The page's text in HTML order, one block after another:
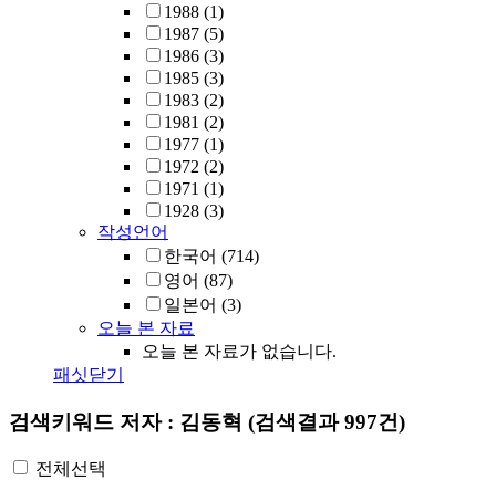
1988 (1)
1987 (5)
1986 (3)
1985 (3)
1983 (2)
1981 (2)
1977 (1)
1972 (2)
1971 (1)
1928 (3)
작성언어
한국어 (714)
영어 (87)
일본어 (3)
오늘 본 자료
오늘 본 자료가 없습니다.
패싯닫기
검색키워드 저자 : 김동혁 (검색결과 997건)
전체선택